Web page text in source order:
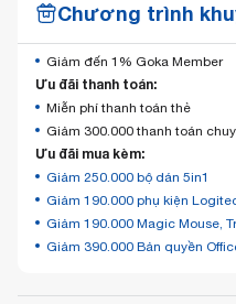
Chương trình
Giảm đến 1% Goka Member
Ưu đãi thanh toán:
Miễn phí thanh toán thẻ
Giảm 300.000 thanh toán
Ưu đãi mua kèm:
Giảm 250.000 bộ dán 5in1
Giảm 190.000 phụ kiện
Giảm 190.000 Magic Mouse,
Giảm 390.000 Bản quyền